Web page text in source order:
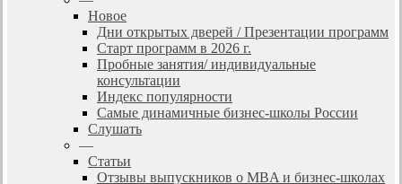
Новое
Дни открытых дверей / Презентации программ
Старт программ в 2026 г.
Пробные занятия/ индивидуальные
консультации
Индекс популярности
Самые динамичные бизнес-школы России
Слушать
—
Статьи
Отзывы выпускников о MBA и бизнес-школах